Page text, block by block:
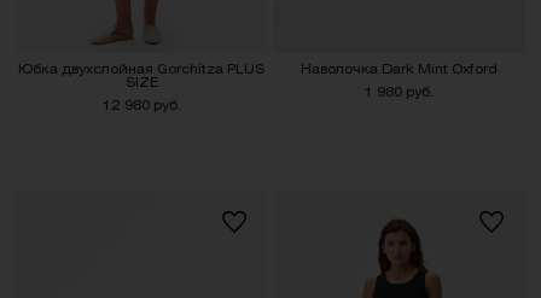
Юбка двухслойная Gorchitza PLUS
SIZE
12 980 руб.
Наволочка Dark Mint Oxford
1 980 руб.